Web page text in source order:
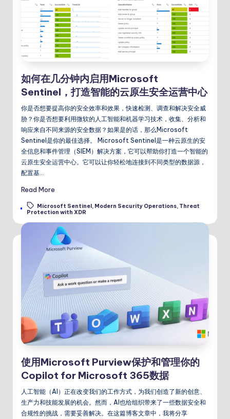
如何在几分钟内启用Microsoft
Sentinel，打造智能的云原生安全运营中心
你是否想要提高你的安全效率和效果，快速检测、调查和解决安全威
胁？你是否想要利用微软的人工智能和机器学习技术，收集、分析和
响应来自不同来源的安全数据？如果是的话，那么Microsoft
Sentinel是你的最佳选择。 Microsoft Sentinel是一种云原生的安
全信息和事件管理（SIEM）解决方案，它可以帮助你打造一个智能的
云原生安全运营中心。它可以让你轻松地连接到不同类型的数据源，
配置基…
Read More
Tags: Microsoft Sentinel, Modern Security Operations, Threat
Protection with XDR
使用Microsoft Purview保护和管理你的
Copilot for Microsoft 365数据
人工智能（AI）正在改变我们的工作方式，为我们创造了新的创意、
生产力和技能发展的机会。然而，AI也给组织带来了一些数据安全和
合规性的挑战，需要妥善解决。在这篇博客文章中，我将分享